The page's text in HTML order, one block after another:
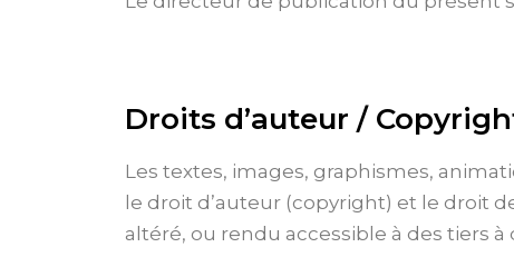
Droits d’auteur /
Les textes, images, graphismes,
le droit d’auteur (copyright) et le droit
altéré, ou rendu accessible à des tiers